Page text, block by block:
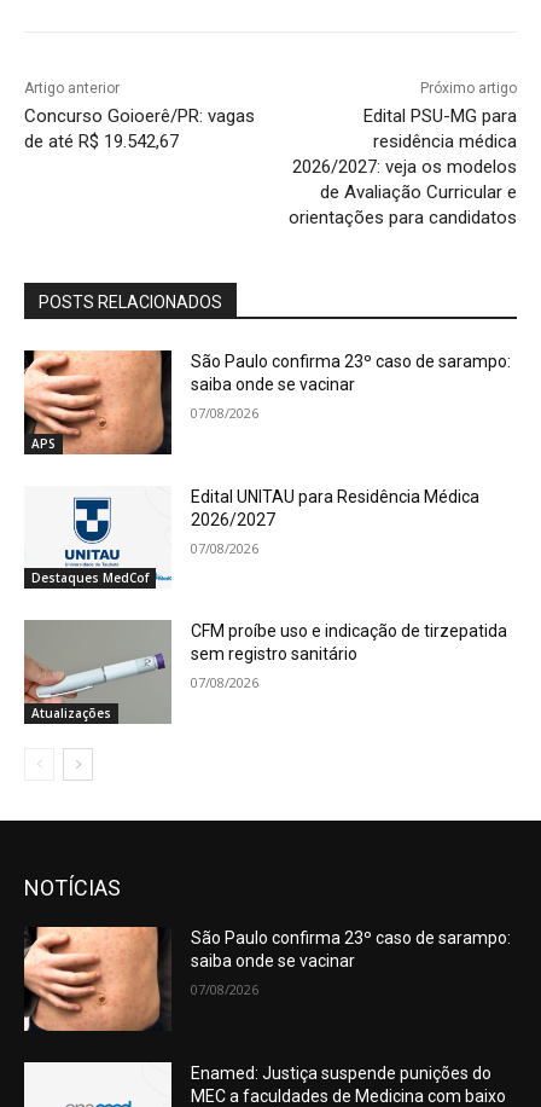
Artigo anterior
Concurso Goioerê/PR: vagas
de até R$ 19.542,67
Próximo artigo
Edital PSU-MG para
residência médica
2026/2027: veja os modelos
de Avaliação Curricular e
orientações para candidatos
POSTS RELACIONADOS
APS
São Paulo confirma 23º caso de sarampo:
saiba onde se vacinar
07/08/2026
Destaques MedCof
Edital UNITAU para Residência Médica
2026/2027
07/08/2026
Atualizações
CFM proíbe uso e indicação de tirzepatida
sem registro sanitário
07/08/2026
NOTÍCIAS
São Paulo confirma 23º caso de sarampo:
saiba onde se vacinar
07/08/2026
Enamed: Justiça suspende punições do
MEC a faculdades de Medicina com baixo